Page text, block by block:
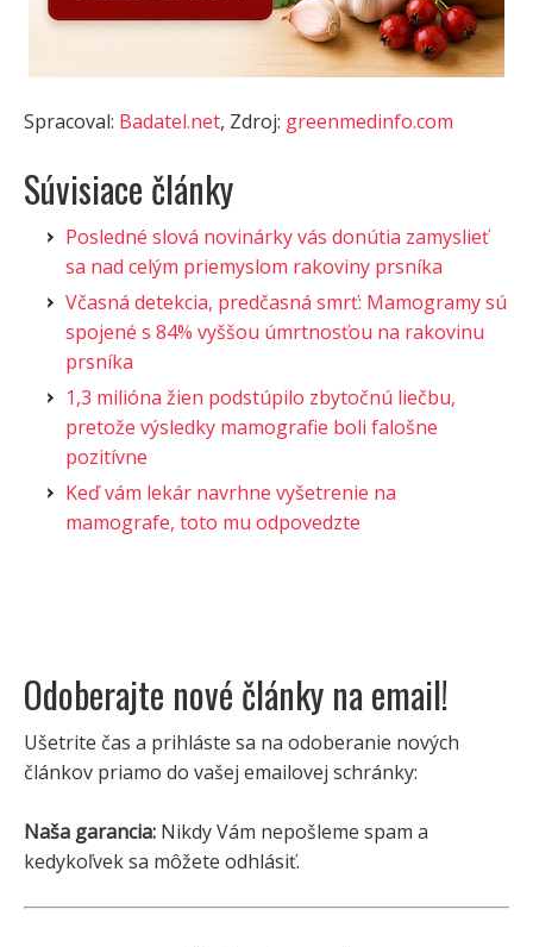
Spracoval: Badatel.net, Zdroj: greenmedinfo.com
Súvisiace články
Posledné slová novinárky vás donútia zamyslieť
sa nad celým priemyslom rakoviny prsníka
Včasná detekcia, predčasná smrť: Mamogramy sú
spojené s 84% vyššou úmrtnosťou na rakovinu
prsníka
1,3 milióna žien podstúpilo zbytočnú liečbu,
pretože výsledky mamografie boli falošne
pozitívne
Keď vám lekár navrhne vyšetrenie na
mamografe, toto mu odpovedzte
Odoberajte nové články na email!
Ušetrite čas a prihláste sa na odoberanie nových
článkov priamo do vašej emailovej schránky:
Naša garancia: Nikdy Vám nepošleme spam a
kedykoľvek sa môžete odhlásiť.